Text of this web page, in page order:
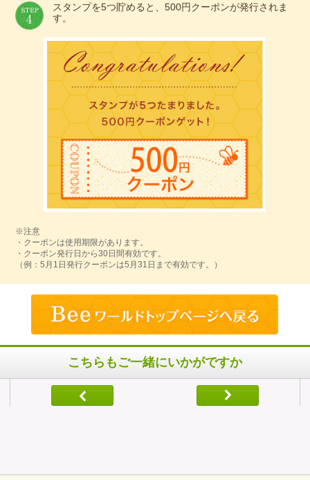
スタンプを5つ貯めると、500円クーポンが発行されま
す。
※注意
・クーポンは使用期限があります。
・クーポン発行日から30日間有効です。
（例：5月1日発行クーポンは5月31日まで有効です。）
こちらもご一緒にいかがですか